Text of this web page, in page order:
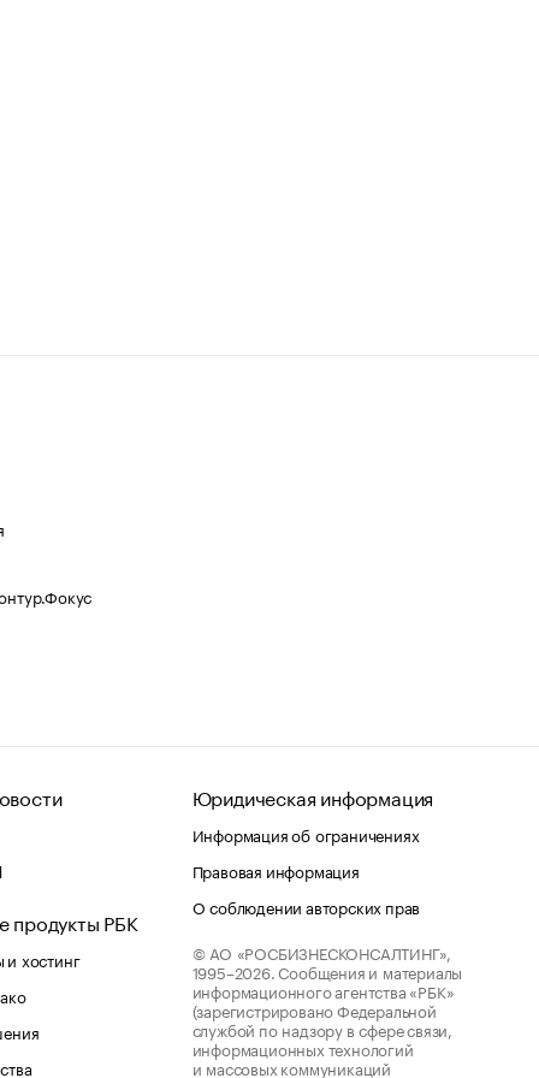
продукты РБК
хостинг
Юридическая информация
Информация об ограничениях
Правовая информация
О соблюдении авторских прав
© АО «РОСБИЗНЕСКОНСАЛТИНГ»,
1995–2026. Сообщения и материалы
информационного агентства «РБК»
(зарегистрировано Федеральной
службой по надзору в сфере связи,
информационных технологий
и массовых коммуникаций